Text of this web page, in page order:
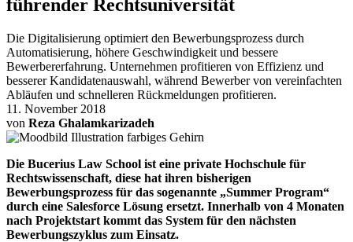
führender Rechtsuniversität
Die Digitalisierung optimiert den Bewerbungsprozess durch
Automatisierung, höhere Geschwindigkeit und bessere
Bewerbererfahrung. Unternehmen profitieren von Effizienz und
besserer Kandidatenauswahl, während Bewerber von vereinfachten
Abläufen und schnelleren Rückmeldungen profitieren.
11. November 2018
von Reza Ghalamkarizadeh
Die Bucerius Law School ist eine private Hochschule für
Rechtswissenschaft, diese hat ihren bisherigen
Bewerbungsprozess für das sogenannte „Summer Program“
durch eine Salesforce Lösung ersetzt. Innerhalb von 4 Monaten
nach Projektstart kommt das System für den nächsten
Bewerbungszyklus zum Einsatz.